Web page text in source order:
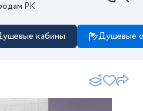
РК
кабины Душевые